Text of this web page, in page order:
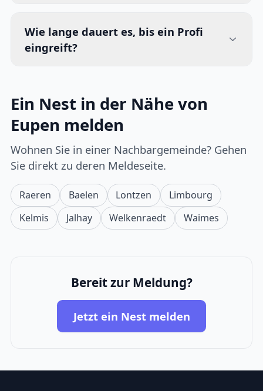
Wie lange dauert es, bis ein Profi
eingreift?
Ein Nest in der Nähe von
Eupen melden
Wohnen Sie in einer Nachbargemeinde? Gehen
Sie direkt zu deren Meldeseite.
Raeren Baelen Lontzen
Limbourg
Kelmis
Jalhay Welkenraedt Waimes
Bereit zur Meldung?
Jetzt ein Nest melden